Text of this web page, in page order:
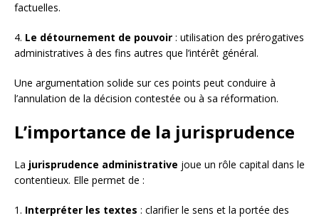
factuelles.
4. Le détournement de pouvoir : utilisation des prérogatives
administratives à des fins autres que l’intérêt général.
Une argumentation solide sur ces points peut conduire à
l’annulation de la décision contestée ou à sa réformation.
L’importance de la jurisprudence
La jurisprudence administrative joue un rôle capital dans le
contentieux. Elle permet de :
1. Interpréter les textes : clarifier le sens et la portée des